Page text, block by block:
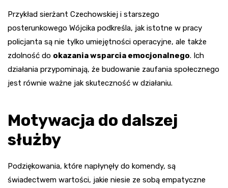
Przykład sierżant Czechowskiej i starszego
posterunkowego Wójcika podkreśla, jak istotne w pracy
policjanta są nie tylko umiejętności operacyjne, ale także
zdolność do okazania wsparcia emocjonalnego. Ich
działania przypominają, że budowanie zaufania społecznego
jest równie ważne jak skuteczność w działaniu.
Motywacja do dalszej
służby
Podziękowania, które napłynęły do komendy, są
świadectwem wartości, jakie niesie ze sobą empatyczne